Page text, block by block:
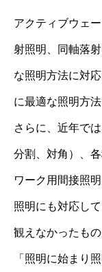
アクティブウェ
射照明、同軸落
な照明方法に対
に最適な照明方
さらに、近年で
分割、対角）、
ワーク用間接照
照明にも対応し
観えなかったも
「照明に始まり